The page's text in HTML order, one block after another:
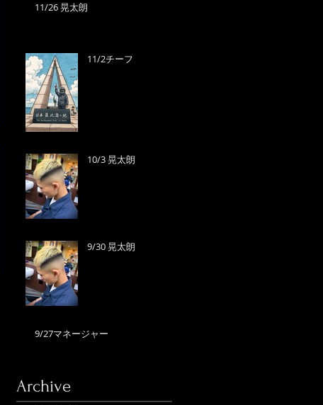
11/26 晃太朗
11/2チーフ
10/3 晃太朗
9/30 晃太朗
9/27マネージャー
Archive